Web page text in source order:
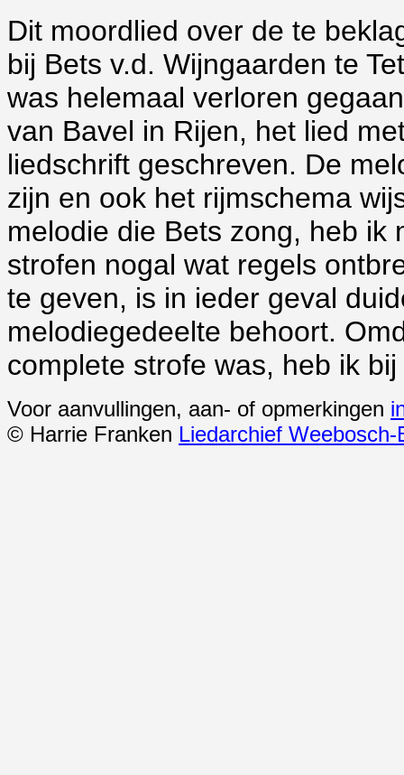
Dit moordlied over de te
bij Bets v.d. Wijngaarden te
was helemaal verloren
van Bavel in Rijen, het lied
liedschrift geschreven. De
zijn en ook het rijmschema
melodie die Bets zong, heb ik
strofen nogal wat regels
te geven, is in ieder geval
melodiegedeelte behoort.
complete strofe was, heb ik
Voor aanvullingen, aan- of opmerkingen
© Harrie Franken Liedarchief Weebosch-